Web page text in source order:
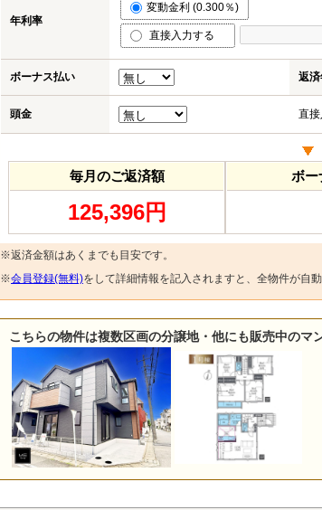
年利率
変動金利 (0.300％)
直接入力する
ボーナス払い 返
頭金 直
毎月のご返済額
125,396円
ボー
※返済金額はあくまでも目安です。
※会員登録(無料)をして詳細情報を記入されますと、全物件が自
こちらの物件は複数区画の分譲地・他にも販売中のマ